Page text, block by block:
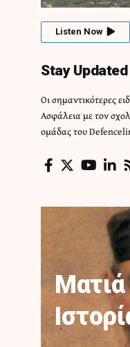
Listen Now
Stay Updated
Οι σημαντικότερες
Ασφάλεια με τον
ομάδας του